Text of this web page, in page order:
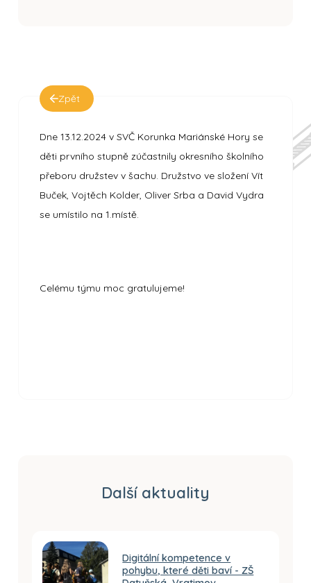
Zpět
Dne 13.12.2024 v SVČ Korunka Mariánské Hory se
děti prvního stupně zúčastnily okresního školního
přeboru družstev v šachu. Družstvo ve složení Vít
Buček, Vojtěch Kolder, Oliver Srba a David Vydra
se umístilo na 1.místě.
Celému týmu moc gratulujeme!
Další aktuality
Digitální kompetence v
pohybu, které děti baví - ZŠ